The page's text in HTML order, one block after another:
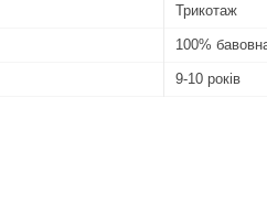
Трикотаж
100%
9-10 років